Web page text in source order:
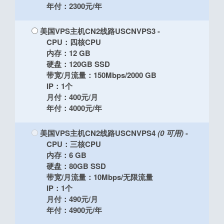
年付：2300元/年
美国VPS主机CN2线路USCNVPS3-
CPU：四核CPU
内存：12 GB
硬盘：120GB SSD
带宽/月流量：150Mbps/2000 GB
IP：1个
月付：400元/月
年付：4000元/年
美国VPS主机CN2线路USCNVPS4(0 可用)-
CPU：三核CPU
内存：6 GB
硬盘：80GB SSD
带宽/月流量：10Mbps/无限流量
IP：1个
月付：490元/月
年付：4900元/年